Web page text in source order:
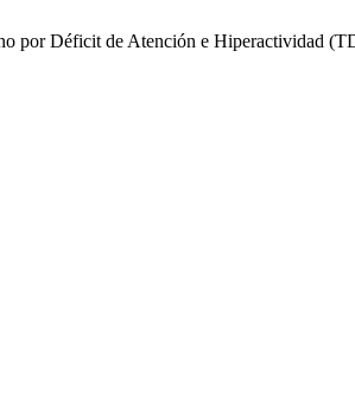
por Déficit de Atención e Hiperactividad